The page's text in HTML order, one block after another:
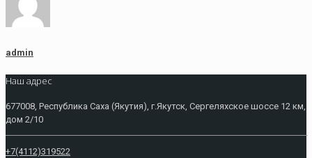
admin
Наш адрес
677008, Республика Саха (Якутия), г.Якутск, Сергеляхское шоссе 12 км,
дом 2/10
+7(4112)319522